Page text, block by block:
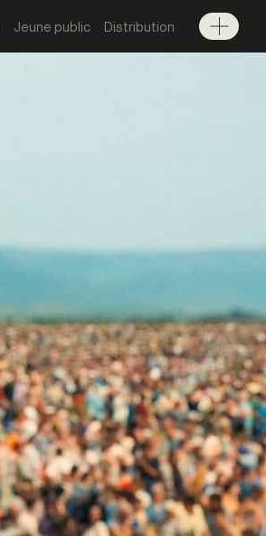
Jeune public Distribution
Menu